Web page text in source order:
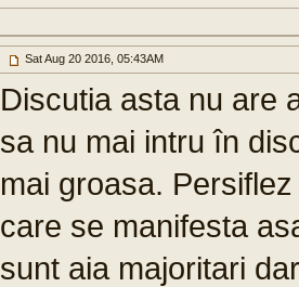
Sat Aug 20 2016, 05:43AM
Discutia asta nu are
sa nu mai intru în
mai groasa.
care se manifesta
sunt aia majoritari